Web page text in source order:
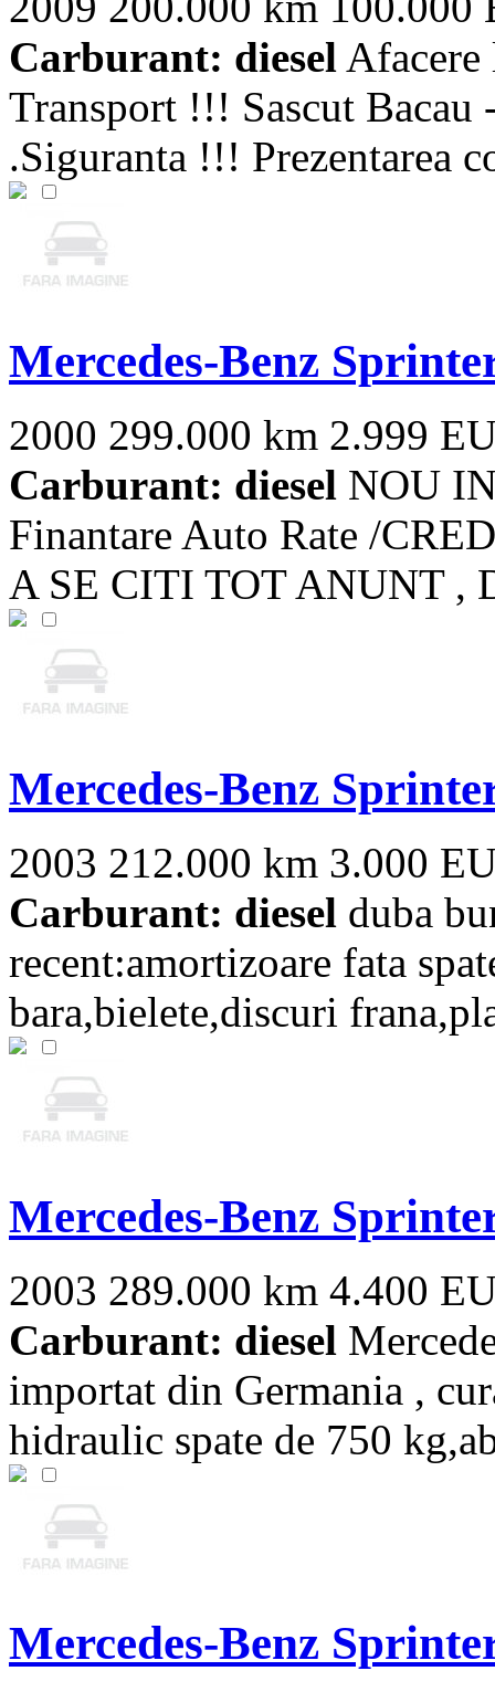
Carburant: diesel
Transport !!! Sascut Bacau
.Siguranta !!! Prezentarea
Mercedes-Benz
2000 299.000 km 2.999
Carburant: diesel NOU
Finantare Auto Rate /
A SE CITI TOT ANUNT ,
Mercedes-Benz
2003 212.000 km 3.000
Carburant: diesel duba
recent:amortizoare fata
bara,bielete,discuri
Mercedes-Benz
2003 289.000 km 4.400
Carburant: diesel
importat din Germania ,
hidraulic spate de 750
Mercedes-Benz